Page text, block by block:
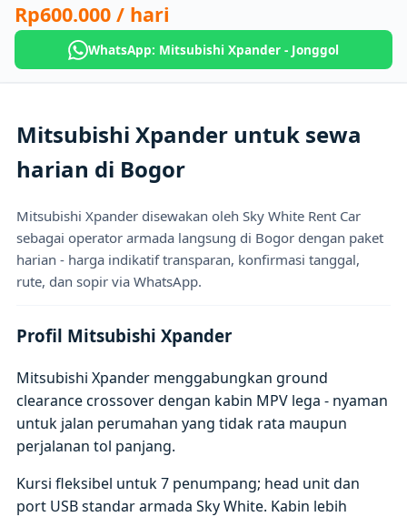
Rp600.000 / hari
WhatsApp: Mitsubishi Xpander - Jonggol
Mitsubishi Xpander untuk sewa
harian di Bogor
Mitsubishi Xpander disewakan oleh Sky White Rent Car
sebagai operator armada langsung di Bogor dengan paket
harian - harga indikatif transparan, konfirmasi tanggal,
rute, dan sopir via WhatsApp.
Profil Mitsubishi Xpander
Mitsubishi Xpander menggabungkan ground
clearance crossover dengan kabin MPV lega - nyaman
untuk jalan perumahan yang tidak rata maupun
perjalanan tol panjang.
Kursi fleksibel untuk 7 penumpang; head unit dan
port USB standar armada Sky White. Kabin lebih